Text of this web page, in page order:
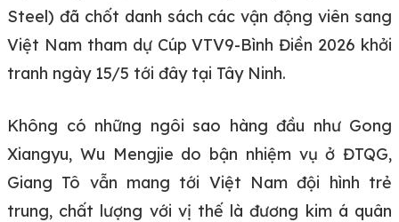
Steel) đã chốt danh sách các vận động viên sang
Việt Nam tham dự Cúp VTV9-Bình Điền 2026 khởi
tranh ngày 15/5 tới đây tại Tây Ninh.
Không có những ngôi sao hàng đầu như Gong
Xiangyu, Wu Mengjie do bận nhiệm vụ ở ĐTQG,
Giang Tô vẫn mang tới Việt Nam đội hình trẻ
trung, chất lượng với vị thế là đương kim á quân